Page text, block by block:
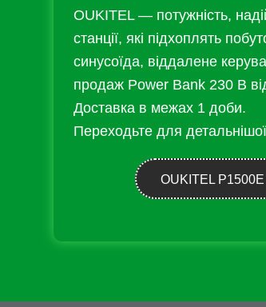
OUKITEL — потужність,
станції, які підхоплять
синусоїда, віддалене
продаж Power Bank 230 В
Доставка в межах 1 доби.
Переходьте для
OUKITEL